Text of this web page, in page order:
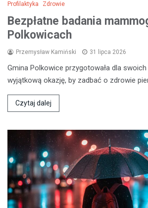
Profilaktyka Zdrowie
Bezpłatne badania
Polkowicach
Przemysław Kamiński 31 lipca 2026
Gmina Polkowice przygotowała dla
wyjątkową okazję, by zadbać o zdrowie
Czytaj dalej